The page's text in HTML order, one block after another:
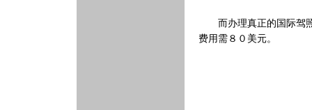
而办理真正的国际驾照
费用需８０美元。